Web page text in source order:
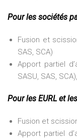
Pour les sociétés
Fusion et
SAS, SCA)
Apport partiel
SASU, SAS,
Pour les EURL et
Fusion et
Apport partiel